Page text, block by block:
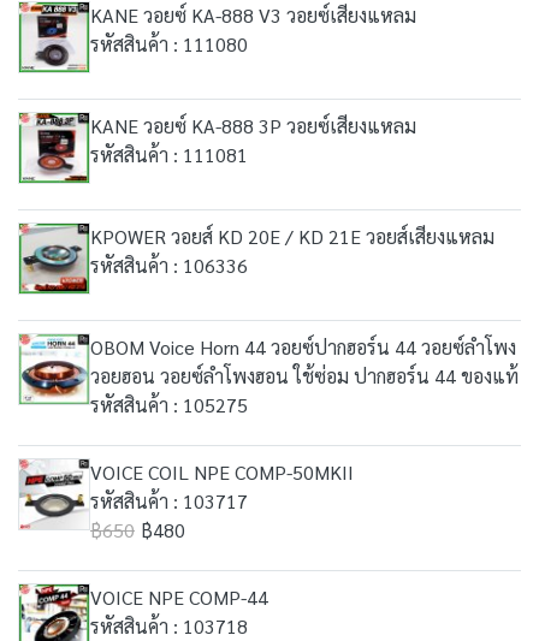
KANE วอยซ์ KA-888 V3 วอยซ์เสียงแหลม
รหัสสินค้า : 111080
KANE วอยซ์ KA-888 3P วอยซ์เสียงแหลม
รหัสสินค้า : 111081
KPOWER วอยส์ KD 20E / KD 21E วอยส์เสียงแหลม
รหัสสินค้า : 106336
OBOM Voice Horn 44 วอยซ์ปากฮอร์น 44 วอยซ์ลำโพง
วอยฮอน วอยซ์ลำโพงฮอน ใช้ซ่อม ปากฮอร์น 44 ของแท้
รหัสสินค้า : 105275
VOICE COIL NPE COMP-50MKII
รหัสสินค้า : 103717
฿650 ฿480
VOICE NPE COMP-44
รหัสสินค้า : 103718